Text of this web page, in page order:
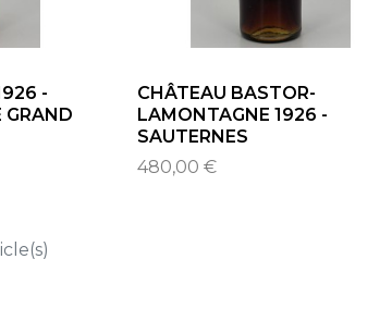
-
GRAND
CHÂTEAU BASTOR-
LAMONTAGNE 1926 -
SAUTERNES
480,00 €